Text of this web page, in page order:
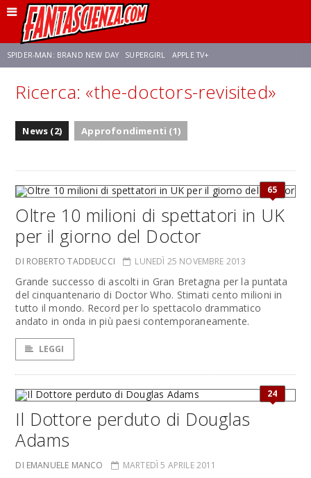
SPIDER-MAN: BRAND NEW DAY SUPERGIRL APPLE TV+
FRANCO RICCIARDIELLO ZENDAYA STAR TREK AVENGERS: DOOMSDAY
Ricerca: «the-doctors-revisited»
News (2) Approfondimenti (1)
65
Oltre 10 milioni di spettatori in UK
per il giorno del Doctor
DI ROBERTO TADDEUCCI LUNEDÌ 25 NOVEMBRE 2013
Grande successo di ascolti in Gran Bretagna per la puntata
del cinquantenario di Doctor Who. Stimati cento milioni in
tutto il mondo. Record per lo spettacolo drammatico
andato in onda in più paesi contemporaneamente.
LEGGI
24
Il Dottore perduto di Douglas
Adams
DI EMANUELE MANCO MARTEDÌ 5 APRILE 2011